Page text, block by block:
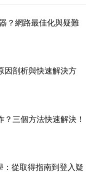
？網路最佳化與疑難
因剖析與快速解決方
三個方法快速解決！
從取得指南到登入疑